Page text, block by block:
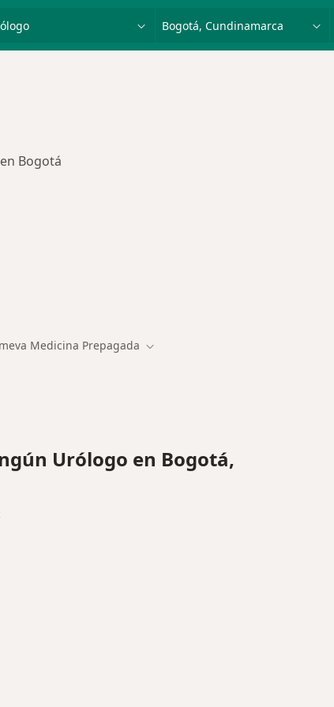
enfermedad o nombre
p. ej. Bogotá
Bogotá
Medicina Prepagada Cambiar de ciudad
Urólogo en Bogotá,